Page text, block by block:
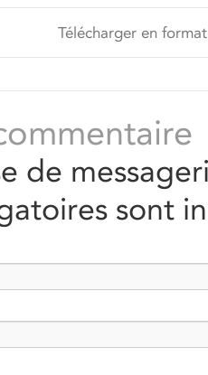
Télécharger en
de
sont